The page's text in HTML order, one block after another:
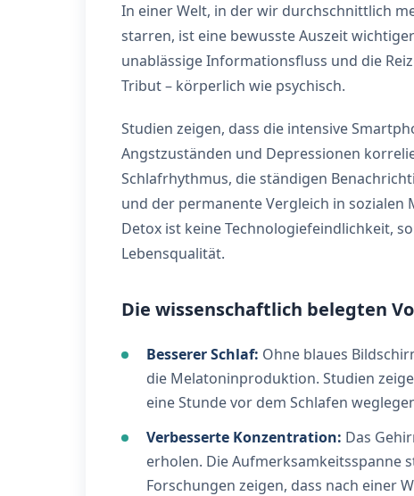
In einer Welt, in der wir durchschnittlich
starren, ist eine bewusste Auszeit
unablässige Informationsfluss und die
Tribut – körperlich wie psychisch.
Studien zeigen, dass die intensive
Angstzuständen und Depressionen
Schlafrhythmus, die ständigen
und der permanente Vergleich in
Detox ist keine Technologiefeindlichkeit,
Lebensqualität.
Die wissenschaftlich belegten
Besserer Schlaf: Ohne blaues
die Melatoninproduktion. Studien
eine Stunde vor dem Schlafen
Verbesserte Konzentration: Das
erholen. Die Aufmerksamkeitsspanne
Forschungen zeigen, dass nach einer